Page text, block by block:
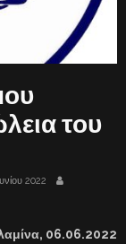
του
2022
06.06.2022